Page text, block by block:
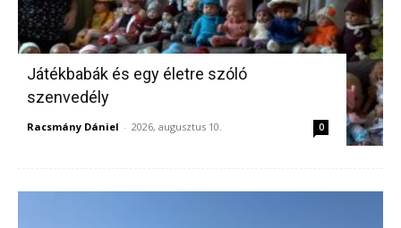
Játékbabák és egy életre szóló
szenvedély
Racsmány Dániel - 2026, augusztus 10. 0